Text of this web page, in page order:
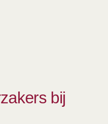
bij